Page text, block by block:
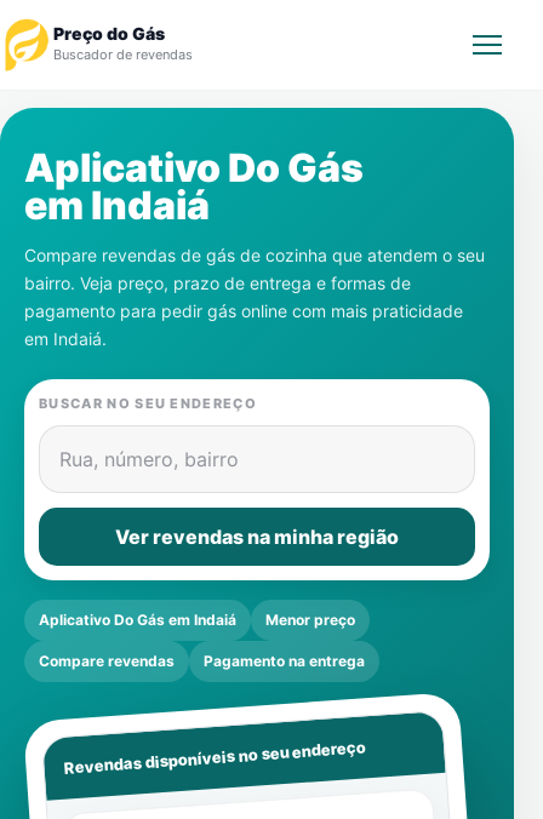
Preço do Gás
Buscador de revendas
Revendedor
Notícias
Cadastre-se
Gás
Contatos
Aplicativo Do Gás
em Indaiá
Compare revendas de gás de cozinha que atendem o seu
bairro. Veja preço, prazo de entrega e formas de
pagamento para pedir gás online com mais praticidade
em Indaiá.
BUSCAR NO SEU ENDEREÇO
Rua, número, bairro
Ver revendas na minha região
Aplicativo Do Gás em Indaiá Menor preço
Compare revendas Pagamento na entrega
Revendas disponíveis no seu endereço